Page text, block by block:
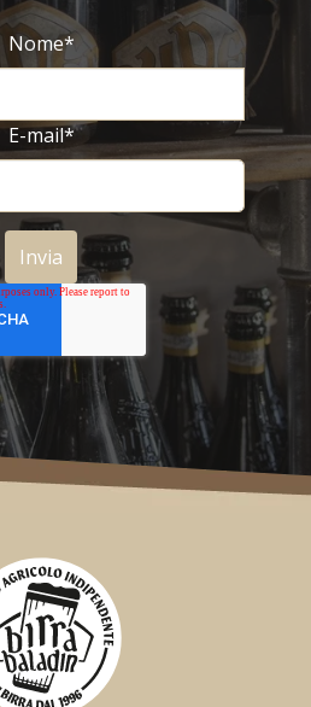
Nome*
E-mail*